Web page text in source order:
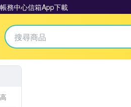
帳務中心信箱App下載
Yahoo拍賣